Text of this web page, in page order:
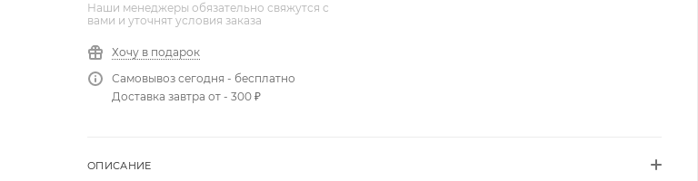
Наши менеджеры обязательно свяжутся с
вами и уточнят условия заказа
Хочу в подарок
Самовывоз сегодня - бесплатно
Доставка завтра от - 300 ₽
ОПИСАНИЕ